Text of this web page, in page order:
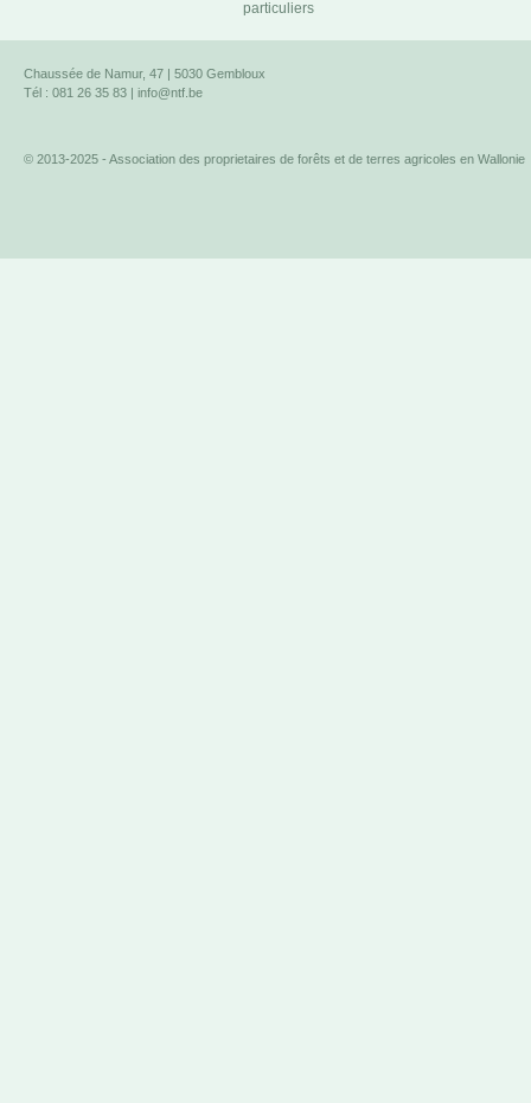
particuliers
Chaussée de Namur, 47 | 5030 Gembloux
Tél : 081 26 35 83 | info@ntf.be
© 2013-2025 - Association des proprietaires de forêts et de terres agricoles en Wallonie